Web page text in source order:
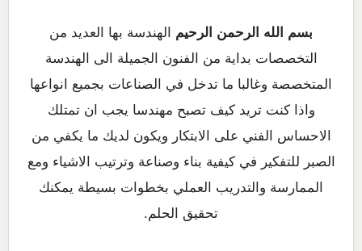
بسم الله الرحمن الرحيم الهندسة بها العديد من
التخصصات بداية من الفنون الجميلة الى الهندسة
المتخصصة وغالبا ما تدخل في الصناعات بجميع انواعها
واذا كنت تريد كيف تصبح مهندسا يجب ان تمتلك
الاحساس الفني على الابتكار ويكون لديك ما يكفي من
الصبر للتفكير في كيفية بناء وصناعة وترتيب الاشياء ومع
الممارسة والتدريب العملي بخطوات بسيطة يمكنك
تحقيق الحلم.